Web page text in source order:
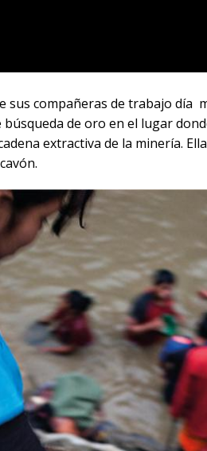
compañeras de trabajo día
de oro en el lugar
extractiva de la minería.